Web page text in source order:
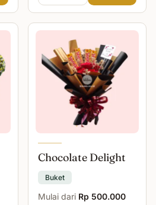
Chocolate Delight
Buket
Mulai dari Rp 500.000